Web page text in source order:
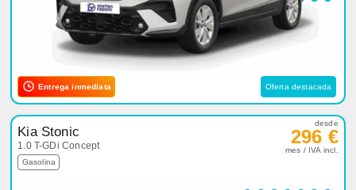
Entrega inmediata Oferta destacada
Kia Stonic
1.0 T-GDi Concept
Gasolina
desde
296 €
mes / IVA incl.